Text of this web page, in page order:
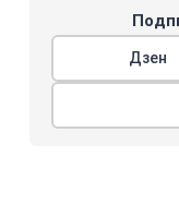
Дзен